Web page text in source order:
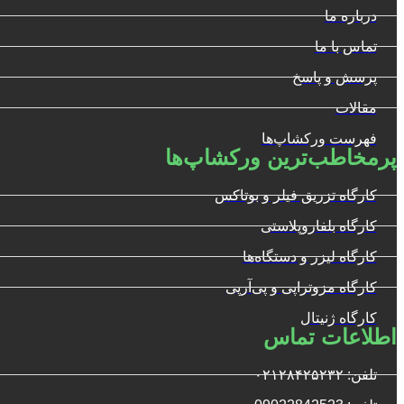
درباره ما
تماس با ما
پرسش و پاسخ
مقالات
فهرست ورکشاپ‌ها
پرمخاطب‌ترین ورکشاپ‌ها
کارگاه تزریق فیلر و بوتاکس
کارگاه بلفاروپلاستی
کارگاه لیزر و دستگاه‌ها
کارگاه مزوتراپی و پی‌آرپی
کارگاه ژنیتال
اطلاعات تماس
تلفن: ۰۲۱۲۸۴۲۵۲۳۲